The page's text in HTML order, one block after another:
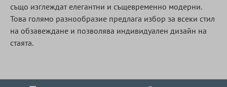
също изглеждат елегантни и същевременно модерни.
Това голямо разнообразие предлага избор за всеки стил
на обзавеждане и позволява индивидуален дизайн на
стаята.